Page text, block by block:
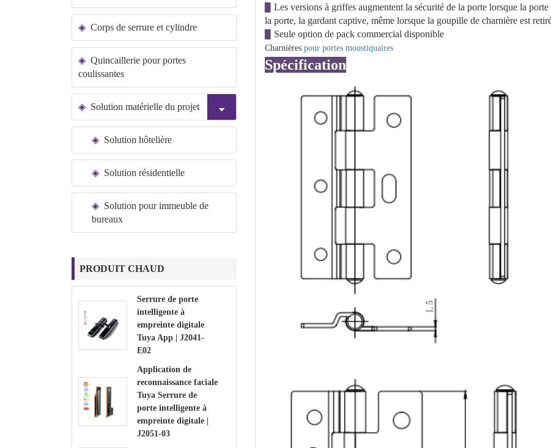
Les versions à griffes augmentent la sécurité de la porte lorsque la
la porte, la gardant captive, même lorsque la goupille de charnière est
Seule option de pack commercial disponible
Charnières pour portes moustiquaires
Spécification
Corps de serrure et cylindre
Quincaillerie pour portes
coulissantes
Solution matérielle du projet
Solution hôtelière
Solution résidentielle
Solution pour immeuble de
bureaux
PRODUIT CHAUD
Serrure de porte
intelligente à
empreinte digitale
Tuya App | J2041-
E02
Application de
reconnaissance faciale
Tuya Serrure de
porte intelligente à
empreinte digitale |
J2051-03